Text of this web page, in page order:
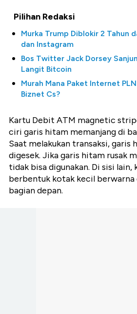
Pilihan Redaksi
Murka Trump Diblokir 2 Tahun
dan Instagram
Bos Twitter Jack Dorsey
Langit Bitcoin
Murah Mana Paket Internet
Biznet Cs?
Kartu Debit ATM magnetic
ciri garis hitam memanjang di
Saat melakukan transaksi, garis
digesek. Jika garis hitam rusak
tidak bisa digunakan. Di sisi
berbentuk kotak kecil berwarna
bagian depan.